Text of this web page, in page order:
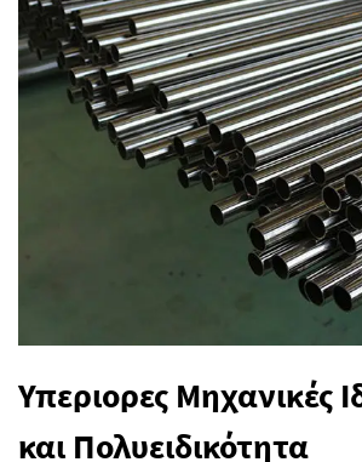
Υπεριορες Μηχανικές
και Πολυειδικότητα